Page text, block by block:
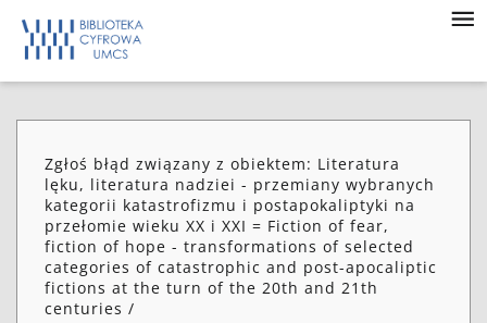
Zgłoś błąd związany z obiektem: Literatura
lęku, literatura nadziei - przemiany wybranych
kategorii katastrofizmu i postapokaliptyki na
przełomie wieku XX i XXI = Fiction of fear,
fiction of hope - transformations of selected
categories of catastrophic and post-apocaliptic
fictions at the turn of the 20th and 21th
centuries /